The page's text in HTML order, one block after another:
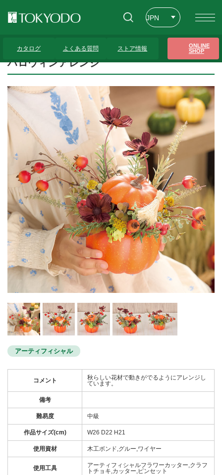
JPN
カタログ よくある質問 ストア情報
ONLINE
SHOP
ハロウィンアレンジ
ハロウィンアレンジ
アーティフィシャル
コメント
秋らしい花材で動きがでるようにアレンジし
ています。
備考
難易度 中級
作品サイズ(cm) W26 D22 H21
使用資材 木工ボンド,グルー,ワイヤー
使用工具
アーティフィシャルフラワーカッター,クラフ
トチョキ,カッター,ピンセット